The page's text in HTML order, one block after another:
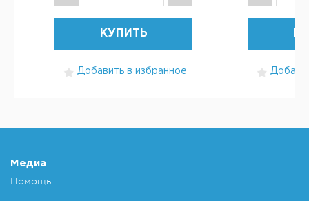
КУПИТЬ
Добавить в избранное
Медиа
Помощь